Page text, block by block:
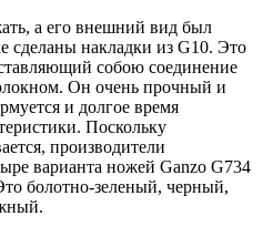
а его внешний вид был
сделаны накладки из G10. Это
собою соединение
Он очень прочный и
и долгое время
Поскольку
производители
варианта ножей Ganzo G734
болотно-зеленый, черный,